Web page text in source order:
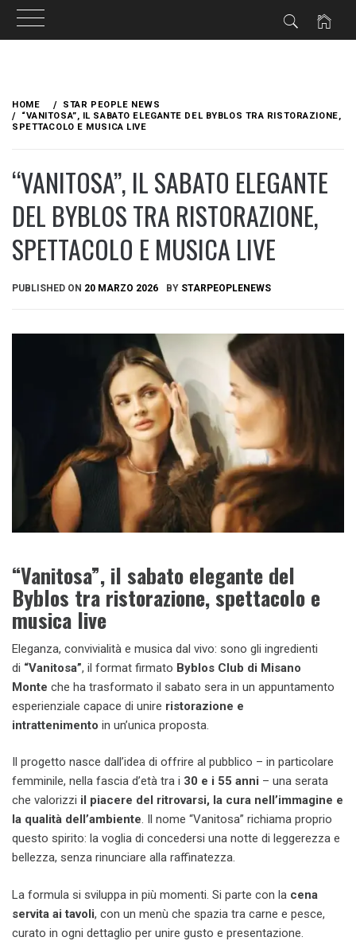
content
HOME
STAR PEOPLE NEWS
“VANITOSA”, IL SABATO ELEGANTE DEL BYBLOS TRA RISTORAZIONE,
SPETTACOLO E MUSICA LIVE
“VANITOSA”, IL SABATO ELEGANTE
DEL BYBLOS TRA RISTORAZIONE,
SPETTACOLO E MUSICA LIVE
PUBLISHED ON 20 MARZO 2026 BY STARPEOPLENEWS
“Vanitosa”, il sabato elegante del
Byblos tra ristorazione, spettacolo e
musica live
Eleganza, convivialità e musica dal vivo: sono gli ingredienti
di “Vanitosa”, il format firmato Byblos Club di Misano
Monte che ha trasformato il sabato sera in un appuntamento
esperienziale capace di unire ristorazione e
intrattenimento in un’unica proposta.
Il progetto nasce dall’idea di offrire al pubblico – in particolare
femminile, nella fascia d’età tra i 30 e i 55 anni – una serata
che valorizzi il piacere del ritrovarsi, la cura nell’immagine e
la qualità dell’ambiente. Il nome “Vanitosa” richiama proprio
questo spirito: la voglia di concedersi una notte di leggerezza e
bellezza, senza rinunciare alla raffinatezza.
La formula si sviluppa in più momenti. Si parte con la cena
servita ai tavoli, con un menù che spazia tra carne e pesce,
curato in ogni dettaglio per unire gusto e presentazione.